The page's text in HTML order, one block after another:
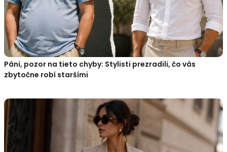
Páni, pozor na tieto chyby: Stylisti prezradili, čo vás
zbytočne robí staršími